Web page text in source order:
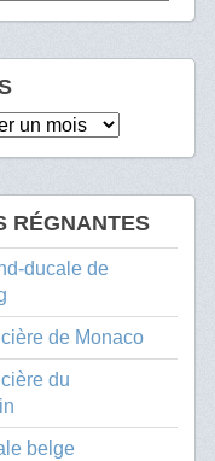
RÉGNANTES
ducale de
de Monaco
du
belge